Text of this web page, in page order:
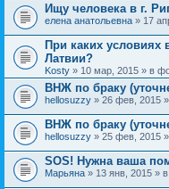
Ищу человека в г.
елена анатольевна » 17
При каких условиях
Латвии?
Kosty » 10 мар, 2015 » в
ВНЖ по браку
hellosuzzy » 26 фев, 2015
ВНЖ по браку
hellosuzzy » 25 фев, 2015
SOS! Нужна ваша
Марьяна » 13 янв, 2015 »